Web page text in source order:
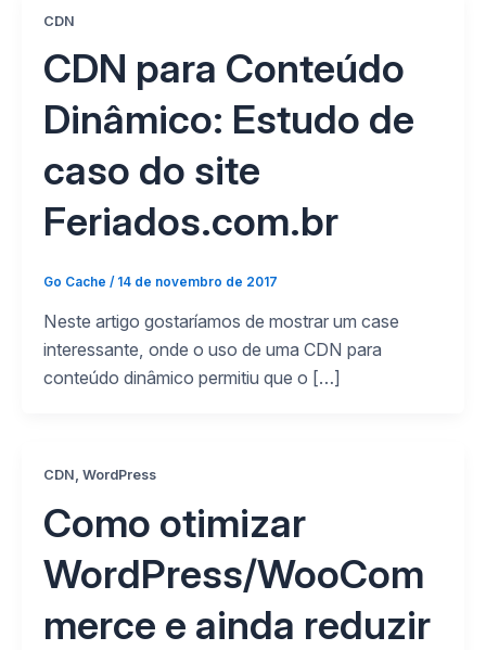
CDN
CDN para Conteúdo
Dinâmico: Estudo de
caso do site
Feriados.com.br
Go Cache / 14 de novembro de 2017
Neste artigo gostaríamos de mostrar um case
interessante, onde o uso de uma CDN para
conteúdo dinâmico permitiu que o […]
CDN WordPress
Como otimizar
WordPress/WooCom
merce e ainda reduzir